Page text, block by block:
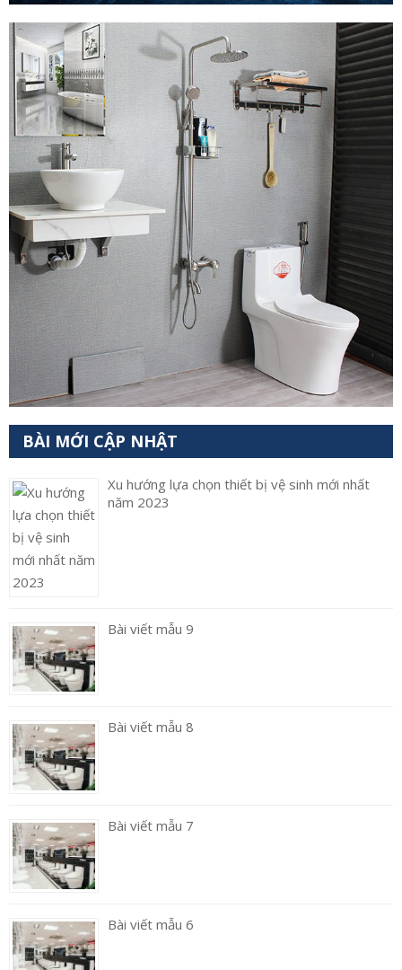
BÀI MỚI CẬP NHẬT
Xu hướng lựa chọn thiết bị vệ sinh mới nhất
năm 2023
Bài viết mẫu 9
Bài viết mẫu 8
Bài viết mẫu 7
Bài viết mẫu 6